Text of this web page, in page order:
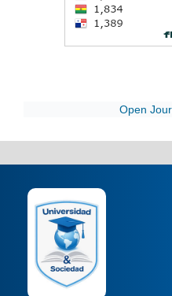
Open